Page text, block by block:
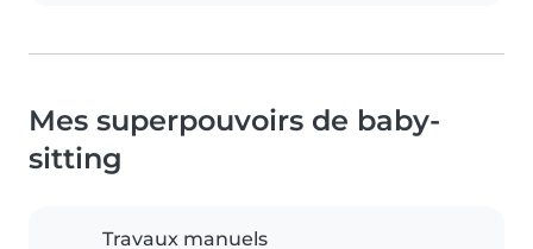
Mes superpouvoirs de baby-
sitting
Travaux manuels